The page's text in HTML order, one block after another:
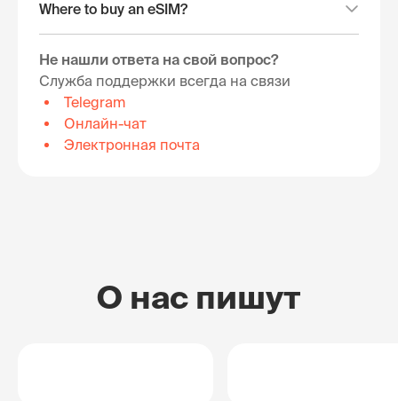
Where to buy an eSIM?
Не нашли ответа на свой вопрос?
Служба поддержки всегда на связи
Telegram
Онлайн-чат
Электронная почта
О нас пишут